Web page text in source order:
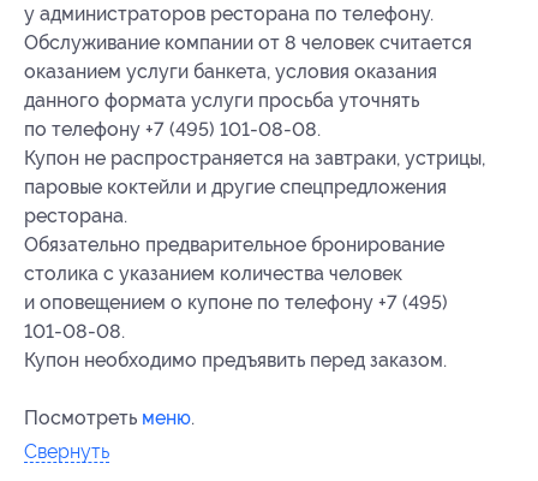
у администраторов ресторана по телефону.
Обслуживание компании от 8 человек считается
оказанием услуги банкета, условия оказания
данного формата услуги просьба уточнять
по телефону +7 (495) 101-08-08.
Купон не распространяется на завтраки, устрицы,
паровые коктейли и другие спецпредложения
ресторана.
Обязательно предварительное бронирование
столика с указанием количества человек
и оповещением о купоне по телефону +7 (495)
101-08-08.
Купон необходимо предъявить перед заказом.
Посмотреть меню.
Свернуть